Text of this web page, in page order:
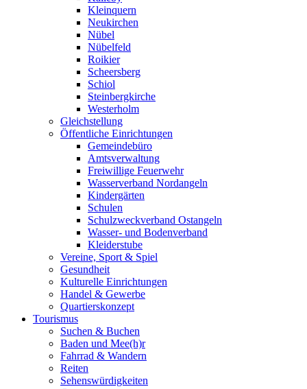
Kleinquern
Neukirchen
Nübel
Nübelfeld
Roikier
Scheersberg
Schiol
Steinbergkirche
Westerholm
Gleichstellung
Öffentliche Einrichtungen
Gemeindebüro
Amtsverwaltung
Freiwillige Feuerwehr
Wasserverband Nordangeln
Kindergärten
Schulen
Schulzweckverband Ostangeln
Wasser- und Bodenverband
Kleiderstube
Vereine, Sport & Spiel
Gesundheit
Kulturelle Einrichtungen
Handel & Gewerbe
Quartierskonzept
Tourismus
Suchen & Buchen
Baden und Mee(h)r
Fahrrad & Wandern
Reiten
Sehenswürdigkeiten